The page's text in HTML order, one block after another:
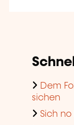
Dem
sichen
Sich no